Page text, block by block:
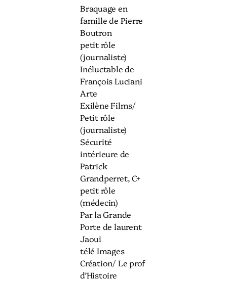
Braquage en
famille de Pierre
Boutron
petit rôle
(journaliste)
Inéluctable de
François Luciani
Arte
Exilène Films/
Petit rôle
(journaliste)
Sécurité
intérieure de
Patrick
Grandperret, C+
petit rôle
(médecin)
Par la Grande
Porte de laurent
Jaoui
télé Images
Création/ Le prof
d’Histoire